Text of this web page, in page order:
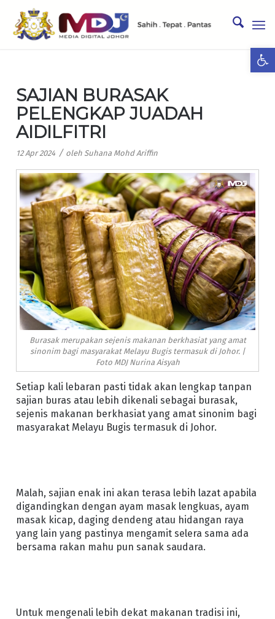
SAJIAN BURASAK
PELENGKAP JUADAH
AIDILFITRI
12 Apr 2024 / oleh Suhana Mohd Ariffin
Burasak merupakan sejenis makanan berkhasiat yang amat
sinonim bagi masyarakat Melayu Bugis termasuk di Johor. |
Foto MDJ Nurina Aisyah
Setiap kali lebaran pasti tidak akan lengkap tanpan
sajian buras atau lebih dikenali sebagai burasak,
sejenis makanan berkhasiat yang amat sinonim bagi
masyarakat Melayu Bugis termasuk di Johor.
Malah, sajian enak ini akan terasa lebih lazat apabila
digandingkan dengan ayam masak lengkuas, ayam
masak kicap, daging dendeng atau hidangan raya
yang lain yang pastinya mengamit selera sama ada
bersama rakan mahu pun sanak saudara.
Untuk mengenali lebih dekat makanan tradisi ini,